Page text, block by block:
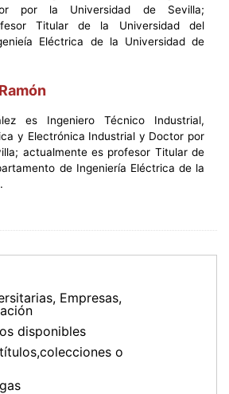
por la Universidad de Sevilla;
Titular de la Universidad del
Eléctrica de la Universidad de
es Ingeniero Técnico Industrial,
y Electrónica Industrial y Doctor por
actualmente es profesor Titular de
de Ingeniería Eléctrica de la
Empresas,
disponibles
o